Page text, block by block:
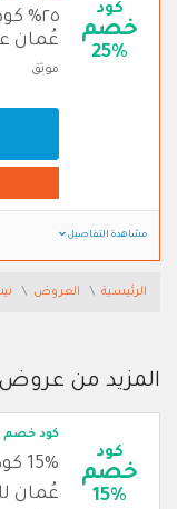
كود
خصم
25%
٢٥%
عُمان
موثق
مشاهدة التفاصيل
الرئيسية العروض
المزيد من
كود
خصم
15%
كود خصم
عُمان